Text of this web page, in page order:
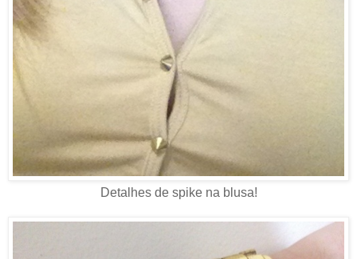
Detalhes de spike na blusa!